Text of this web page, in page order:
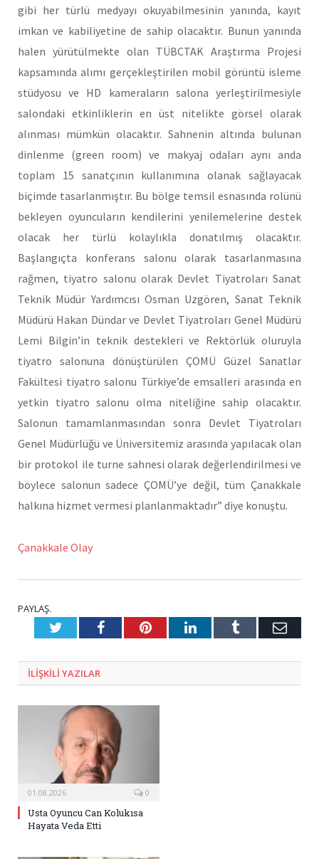
gibi her türlü medyayı okuyabilmesinin yanında, kayıt
imkan ve kabiliyetine de sahip olacaktır. Bunun yanında
halen yürütülmekte olan TÜBCTAK Araştırma Projesi
kapsamında alımı gerçekleştirilen mobil görüntü isleme
stüdyosu ve HD kameraların salona yerleştirilmesiyle
salondaki etkinliklerin en üst nitelikte görsel olarak
alınması mümkün olacaktır. Sahnenin altında bulunan
dinlenme (green room) ve makyaj odaları aynı anda
toplam 15 sanatçının kullanımına olanak sağlayacak
biçimde tasarlanmıştır. Bu bölge temsil esnasında rolünü
bekleyen oyuncuların kendilerini yenilemelerine destek
olacak her türlü kolaylıkla donatılmış olacaktır.
Başlangıçta konferans salonu olarak tasarlanmasına
rağmen, tiyatro salonu olarak Devlet Tiyatroları Sanat
Teknik Müdür Yardımcısı Osman Uzgören, Sanat Teknik
Müdürü Hakan Dündar ve Devlet Tiyatroları Genel Müdürü
Lemi Bilgin’in teknik destekleri ve Rektörlük oluruyla
tiyatro salonuna dönüştürülen ÇOMÜ Güzel Sanatlar
Fakültesi tiyatro salonu Türkiye’de emsalleri arasında en
yetkin tiyatro salonu olma niteliğine sahip olacaktır.
Salonun tamamlanmasından sonra Devlet Tiyatroları
Genel Müdürlüğü ve Üniversitemiz arasında yapılacak olan
bir protokol ile turne sahnesi olarak değerlendirilmesi ve
böylece salonun sadece ÇOMÜ’ye değil, tüm Çanakkale
halkına hizmet vermesi planlanmaktadır” diye konuştu.
Çanakkale Olay
PAYLAŞ.
TwitterFacebookPinterestLinkedInTumblr E-
ILIŞKILI YAZILAR
01.08.2026 0
Usta Oyuncu Can Kolukısa
Hayata Veda Etti